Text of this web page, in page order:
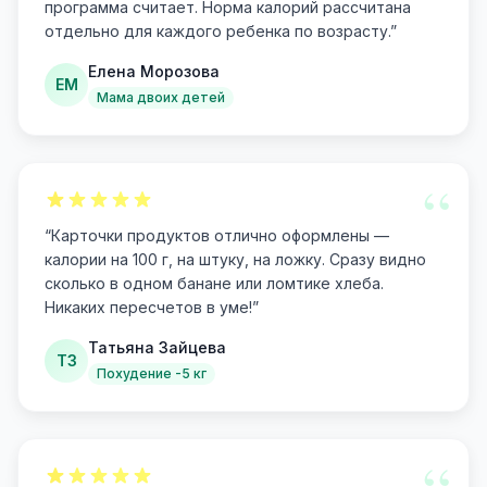
программа считает. Норма калорий рассчитана
отдельно для каждого ребенка по возрасту.”
ЕМ
Елена Морозова
Мама двоих детей
“
“Карточки продуктов отлично оформлены —
калории на 100 г, на штуку, на ложку. Сразу видно
сколько в одном банане или ломтике хлеба.
Никаких пересчетов в уме!”
ТЗ
Татьяна Зайцева
Похудение -5 кг